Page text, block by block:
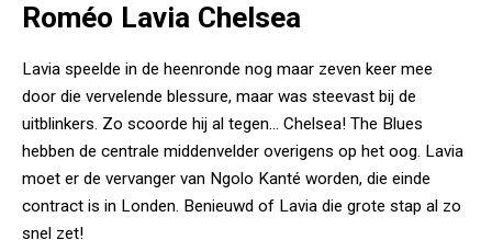
Roméo Lavia Chelsea
Lavia speelde in de heenronde nog maar zeven keer mee
door die vervelende blessure, maar was steevast bij de
uitblinkers. Zo scoorde hij al tegen... Chelsea! The Blues
hebben de centrale middenvelder overigens op het oog. Lavia
moet er de vervanger van Ngolo Kanté worden, die einde
contract is in Londen. Benieuwd of Lavia die grote stap al zo
snel zet!